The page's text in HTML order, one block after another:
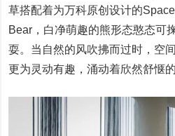
草搭配着为万科原创设计的Space
Bear，白净萌趣的熊形态憨态可
耍。当自然的风吹拂而过时，空
更为灵动有趣，涌动着欣然舒惬的